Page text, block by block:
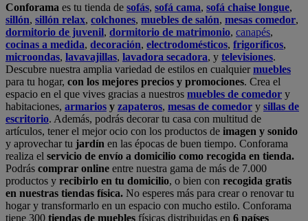
Conforama es tu tienda de sofás, sofá cama, sofá chaise longue,
sillón, sillón relax, colchones, muebles de salón, mesas comedor,
dormitorio de juvenil, dormitorio de matrimonio, canapés,
cocinas a medida, decoración, electrodomésticos, frigoríficos,
microondas, lavavajillas, lavadora secadora, y televisiones.
Descubre nuestra amplia variedad de estilos en cualquiermuebles
para tu hogar, con los mejores precios y promociones. Crea el
espacio en el que vives gracias a nuestros muebles de comedor y
habitaciones, armarios y zapateros, mesas de comedor y sillas de
escritorio. Además, podrás decorar tu casa con multitud de
artículos, tener el mejor ocio con los productos de imagen y sonido
y aprovechar tu jardín en las épocas de buen tiempo. Conforama
realiza el servicio de envío a domicilio como recogida en tienda.
Podrás comprar online entre nuestra gama de más de 7.000
productos y recibirlo en tu domicilio, o bien con recogida gratis
en nuestras tiendas física. No esperes más para crear o renovar tu
hogar y transformarlo en un espacio con mucho estilo. Conforama
tiene 300 tiendas de muebles físicas distribuidas en 6 países